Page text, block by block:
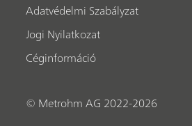
Adatvédelmi Szabályzat
Jogi Nyilatkozat
Céginformáció
© Metrohm AG 2022-2026